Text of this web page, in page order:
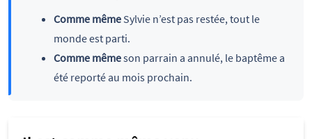
Comme mêmeSylvie n’est pas restée, tout le
monde est parti.
Comme mêmeson parrain a annulé, le baptême a
été reporté au mois prochain.